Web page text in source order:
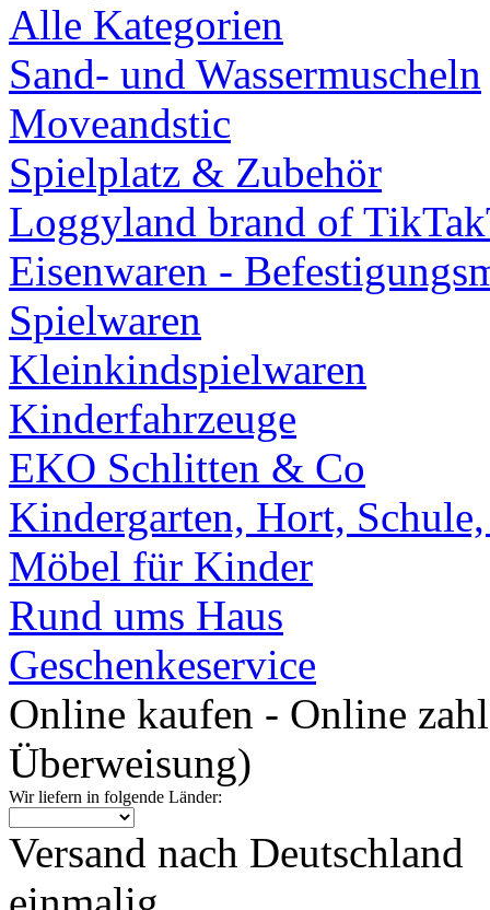
Alle Kategorien
Sand- und Wassermuscheln
Moveandstic
Spielplatz & Zubehör
Loggyland brand of
Eisenwaren -
Spielwaren
Kleinkindspielwaren
Kinderfahrzeuge
EKO Schlitten & Co
Kindergarten, Hort,
Möbel für Kinder
Rund ums Haus
Geschenkeservice
Online kaufen - Online
Überweisung)
Wir liefern in folgende Länder:
Versand nach Deutschland